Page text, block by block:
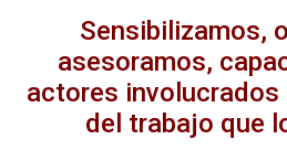
Sensibilizamos,
asesoramos,
actores involucrados
del trabajo que